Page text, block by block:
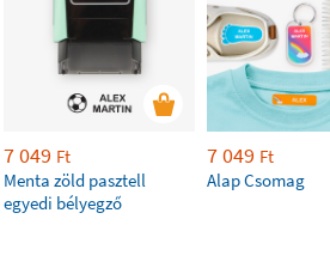
7 049 Ft
Menta zöld pasztell
egyedi bélyegző
7 049 Ft
Alap Csomag